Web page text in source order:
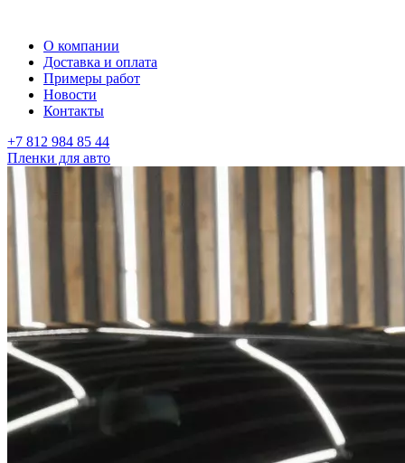
О компании
Доставка и оплата
Примеры работ
Новости
Контакты
+7 812 984 85 44
Пленки для авто